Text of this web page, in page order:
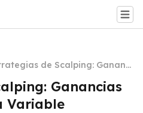
de Scalping: Gananci
en Renta Variable
Ganancias
Variable